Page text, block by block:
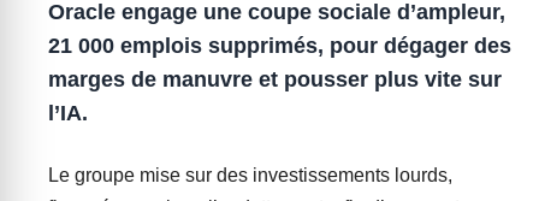
Oracle engage une coupe sociale d’ampleur,
21 000 emplois supprimés, pour dégager des
marges de manuvre et pousser plus vite sur
l’IA.
Le groupe mise sur des investissements lourds,